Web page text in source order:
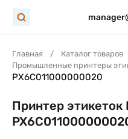
Главная Каталог товаров
Промышленные принтеры
PX6C011000000020
Принтер